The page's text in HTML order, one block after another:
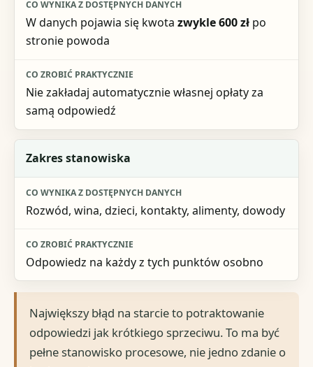
W danych pojawia się kwota zwykle 600 złpo
stronie powoda
Nie zakładaj automatycznie własnej opłaty za
samą odpowiedź
Zakres stanowiska
Rozwód, wina, dzieci, kontakty, alimenty, dowody
Odpowiedz na każdy z tych punktów osobno
Największy błąd na starcie to potraktowanie
odpowiedzi jak krótkiego sprzeciwu. To ma być
pełne stanowisko procesowe, nie jedno zdanie o